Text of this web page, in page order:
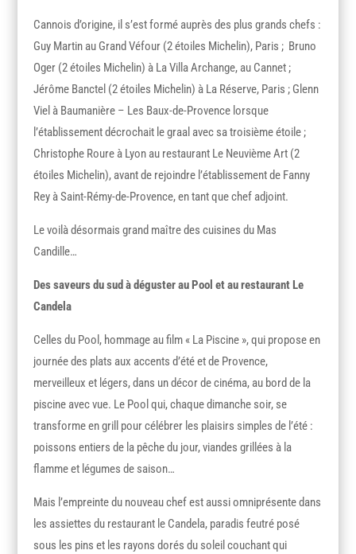
Cannois d’origine, il s’est formé auprès des plus grands chefs :
Guy Martin au Grand Véfour (2 étoiles Michelin), Paris ; Bruno
Oger (2 étoiles Michelin) à La Villa Archange, au Cannet ;
Jérôme Banctel (2 étoiles Michelin) à La Réserve, Paris ; Glenn
Viel à Baumanière – Les Baux-de-Provence lorsque
l’établissement décrochait le graal avec sa troisième étoile ;
Christophe Roure à Lyon au restaurant Le Neuvième Art (2
étoiles Michelin), avant de rejoindre l’établissement de Fanny
Rey à Saint-Rémy-de-Provence, en tant que chef adjoint.
Le voilà désormais grand maître des cuisines du Mas
Candille…
Des saveurs du sud à déguster au Pool et au restaurant Le
Candela
Celles du Pool, hommage au film « La Piscine », qui propose en
journée des plats aux accents d’été et de Provence,
merveilleux et légers, dans un décor de cinéma, au bord de la
piscine avec vue. Le Pool qui, chaque dimanche soir, se
transforme en grill pour célébrer les plaisirs simples de l’été :
poissons entiers de la pêche du jour, viandes grillées à la
flamme et légumes de saison…
Mais l’empreinte du nouveau chef est aussi omniprésente dans
les assiettes du restaurant le Candela, paradis feutré posé
sous les pins et les rayons dorés du soleil couchant qui